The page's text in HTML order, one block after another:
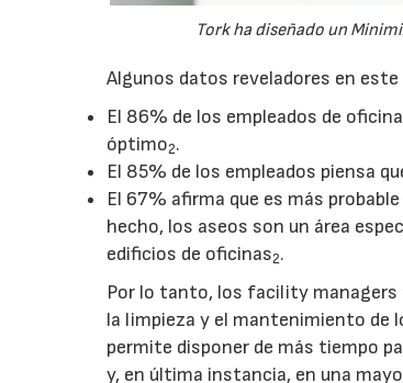
Tork ha diseñado un
Algunos datos reveladores en
El 86% de los empleados de
óptimo2.
El 85% de los empleados piensa
El 67% afirma que es más
hecho, los aseos son un área
edificios de oficinas2.
Por lo tanto, los facility managers
la limpieza y el mantenimiento de
permite disponer de más tiempo
y, en última instancia, en una